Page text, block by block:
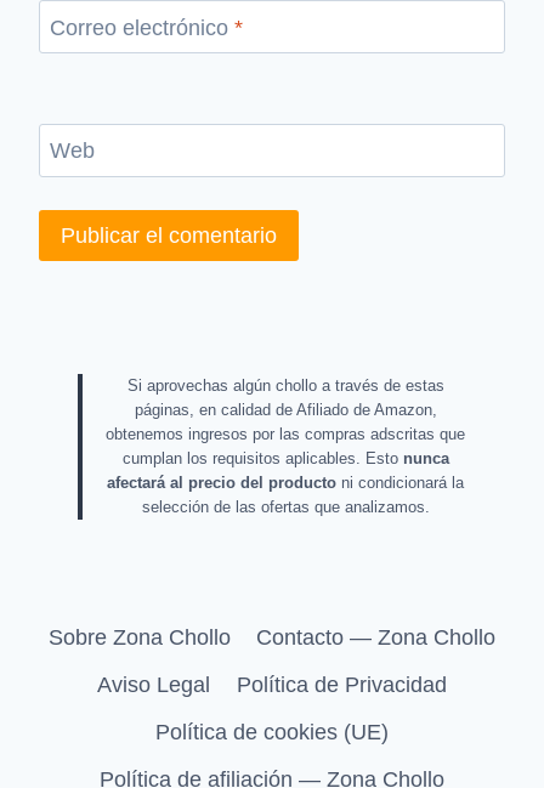
Correo electrónico *
Web
Si aprovechas algún chollo a través de estas
páginas, en calidad de Afiliado de Amazon,
obtenemos ingresos por las compras adscritas que
cumplan los requisitos aplicables. Esto nunca
afectará al precio del producto ni condicionará la
selección de las ofertas que analizamos.
Sobre Zona Chollo
Contacto — Zona Chollo
Aviso Legal
Política de Privacidad
Política de cookies (UE)
Política de afiliación — Zona Chollo